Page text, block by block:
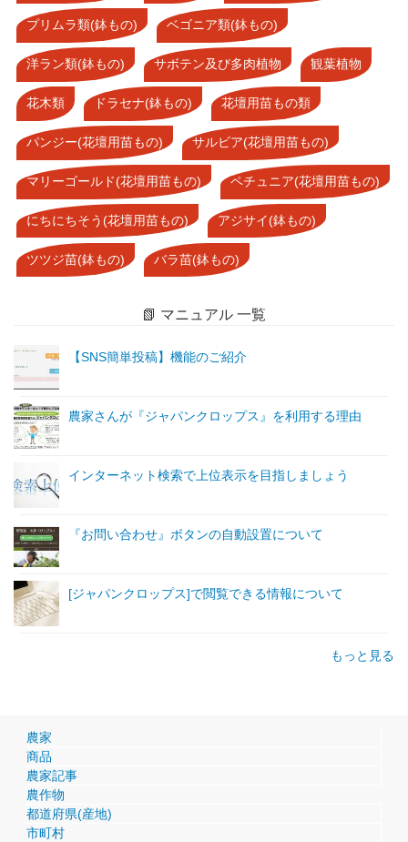
プリムラ類(鉢もの) ベゴニア類(鉢もの)
洋ラン類(鉢もの) サボテン及び多肉植物 観葉植物
花木類 ドラセナ(鉢もの) 花壇用苗もの類
パンジー(花壇用苗もの) サルビア(花壇用苗もの)
マリーゴールド(花壇用苗もの) ペチュニア(花壇用苗もの)
にちにちそう(花壇用苗もの) アジサイ(鉢もの)
ツツジ苗(鉢もの) バラ苗(鉢もの)
📗 マニュアル 一覧
【SNS簡単投稿】機能のご紹介
農家さんが『ジャパンクロップス』を利用する理由
インターネット検索で上位表示を目指しましょう
『お問い合わせ』ボタンの自動設置について
[ジャパンクロップス]で閲覧できる情報について
もっと見る
農家
商品
農家記事
農作物
都道府県(産地)
市町村